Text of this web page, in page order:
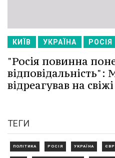
КИЇВ УКРАЇНА РОСІЯ
"Росія повинна
відреагував на
ТЕГИ
ПОЛІТИКА РОСІЯ УКРАЇНА